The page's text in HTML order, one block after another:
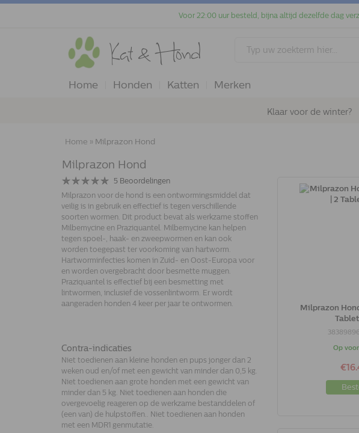
Voor 22:00 uur besteld, bijna altijd dezelfde dag
Home Honden Katten Merken
Klaar voor de winter?
Home » Milprazon Hond
Milprazon Hond
5 Beoordelingen
Milprazon voor de hond is een ontwormingsmiddel dat
veilig is in gebruik en effectief is tegen verschillende
soorten wormen. Dit product bevat als werkzame stoffen
Milbemycine en Praziquantel. Milbemycine kan helpen
tegen spoel-, haak- en zweepwormen en kan ook
worden toegepast ter voorkoming van hartworm.
Hartworminfecties komen in Zuid- en Oost-Europa voor
en worden overgebracht door besmette muggen.
Praziquantel is effectief bij een besmetting met
lintwormen, inclusief de vossenlintworm. Er wordt
aangeraden honden 4 keer per jaar te ontwormen.
Contra-indicaties
Niet toedienen aan kleine honden en pups jonger dan 2
weken oud en/of met een gewicht van minder dan 0,5 kg.
Niet toedienen aan grote honden met een gewicht van
minder dan 5 kg. Niet toedienen aan honden die
overgevoelig reageren op de werkzame bestanddelen of
(een van) de hulpstoffen.. Niet toedienen aan honden
met een MDR1 genmutatie.
Milprazon
Op